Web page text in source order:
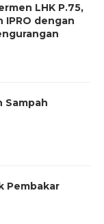
LHK P.75,
IPRO dengan
Sampah
Pembakar